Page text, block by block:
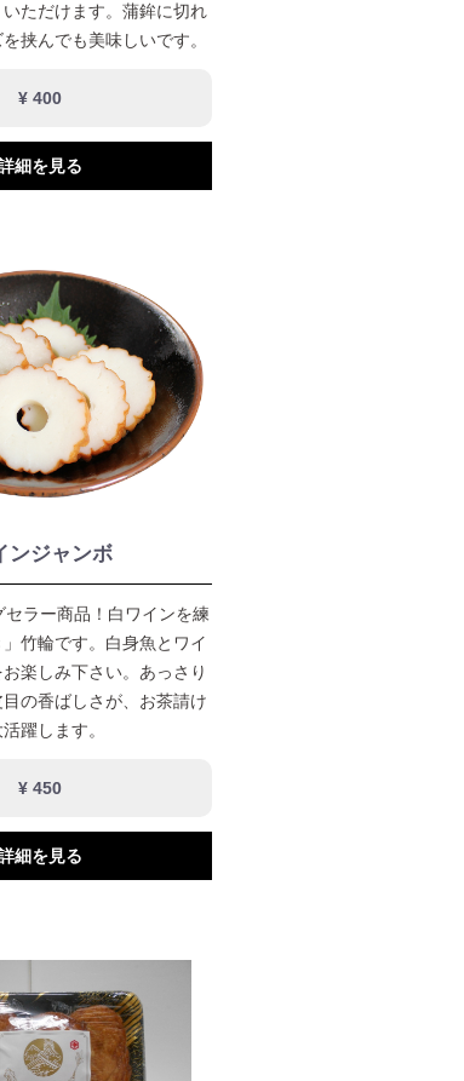
ただけます。蒲鉾に切れ
挟んでも美味しいです。
¥ 400
細を見る
ンジャンボ
ラー商品！白ワインを練
竹輪です。白身魚とワイ
楽しみ下さい。あっさり
の香ばしさが、お茶請け
躍します。
¥ 450
細を見る